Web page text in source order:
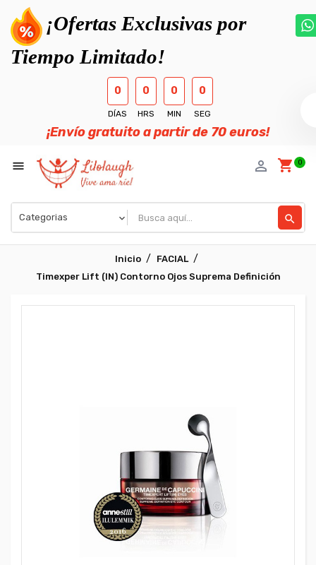
¡Ofertas Exclusivas por
Tiempo Limitado!
0
DÍAS
0
HRS
0
MIN
0
SEG
¡Envío gratuito a partir de 70 euros!
 shopping_cart 0
person_outline
search
Inicio
FACIAL
Timexper Lift (IN) Contorno Ojos Suprema Definición